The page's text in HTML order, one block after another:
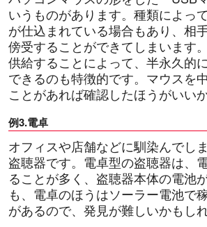
いうものがあります。種類によっ
が仕込まれている場合もあり、相
傍受することができてしまいます
供給することによって、半永久的
できるのも特徴的です。マウスを
ことがあれば確認したほうがいい
例3.電卓
オフィスや店舗などに馴染んでし
盗聴器です。電卓型の盗聴器は、
ることが多く、盗聴器本体の電池
も、電卓のほうはソーラー電池で
があるので、発見が難しいかもしれ